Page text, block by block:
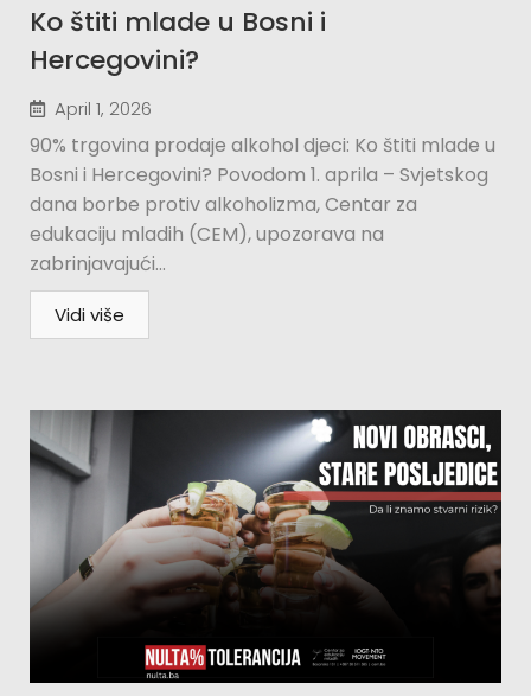
Ko štiti mlade u Bosni i
Hercegovini?​
April 1, 2026
90% trgovina prodaje alkohol djeci: Ko štiti mlade u
Bosni i Hercegovini? Povodom 1. aprila – Svjetskog
dana borbe protiv alkoholizma, Centar za
edukaciju mladih (CEM), upozorava na
zabrinjavajući...
Vidi više